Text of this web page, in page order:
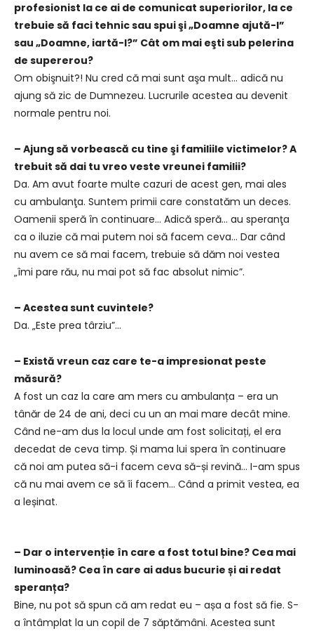
profesionist la ce ai de comunicat superiorilor, la ce
trebuie să faci tehnic sau spui şi „Doamne ajută-l”
sau „Doamne, iartă-l?” Cât om mai eşti sub pelerina
de supererou?
Om obişnuit?! Nu cred că mai sunt aşa mult… adică nu
ajung să zic de Dumnezeu. Lucrurile acestea au devenit
normale pentru noi.
– Ajung să vorbească cu tine şi familiile victimelor? A
trebuit să dai tu vreo veste vreunei familii?
Da. Am avut foarte multe cazuri de acest gen, mai ales
cu ambulanţa. Suntem primii care constatăm un deces.
Oamenii speră în continuare… Adică speră… au speranţa
ca o iluzie că mai putem noi să facem ceva… Dar când
nu avem ce să mai facem, trebuie să dăm noi vestea
„îmi pare rău, nu mai pot să fac absolut nimic”.
– Acestea sunt cuvintele?
Da. „Este prea târziu”…
– Există vreun caz care te-a impresionat peste
măsură?
A fost un caz la care am mers cu ambulanța – era un
tânăr de 24 de ani, deci cu un an mai mare decât mine.
Când ne-am dus la locul unde am fost solicitați, el era
decedat de ceva timp. Și mama lui spera în continuare
că noi am putea să-i facem ceva să-și revină… I-am spus
că nu mai avem ce să îi facem… Când a primit vestea, ea
a leșinat.
– Dar o intervenție în care a fost totul bine? Cea mai
luminoasă? Cea în care ai adus bucurie și ai redat
speranța?
Bine, nu pot să spun că am redat eu – așa a fost să fie. S-
a întâmplat la un copil de 7 săptămâni. Acestea sunt